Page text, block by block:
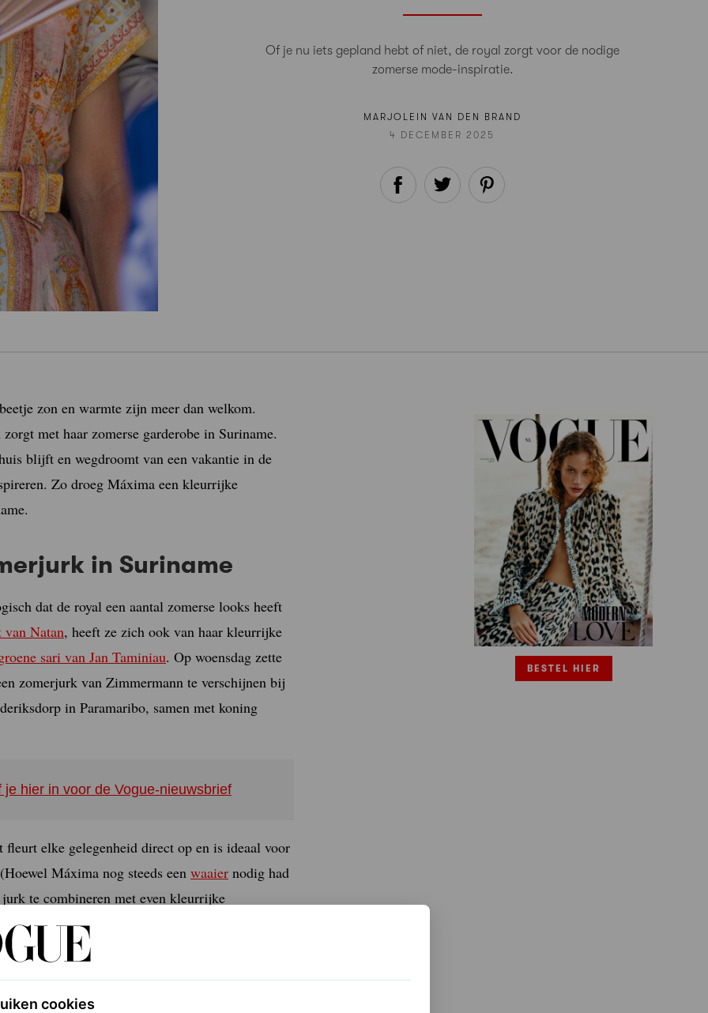
Of je nu iets gepland hebt of niet, de royal zorgt voor de nodige
zomerse mode-inspiratie.
MARJOLEIN VAN DEN BRAND
4 DECEMBER 2025
zon en warmte zijn meer dan welkom.
met haar zomerse garderobe in Suriname.
blijft en wegdroomt van een vakantie in de
Zo droeg Máxima een kleurrijke
in Suriname
dat de royal een aantal zomerse looks heeft
van Natan, heeft ze zich ook van haar kleurrijke
sari van Jan Taminiau. Op woensdag zette
zomerjurk van Zimmermann te verschijnen bij
in Paramaribo, samen met koning
hier in voor de Vogue-nieuwsbrief
elke gelegenheid direct op en is ideaal voor
Máxima nog steeds een waaier nodig had
te combineren met even kleurrijke
het Italiaanse merk Caterina Bertini en
look werd afgemaakt met een oversized
horloge.
BESTEL HIER
cookies